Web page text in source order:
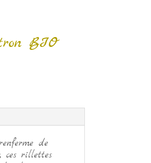
BIO
de
ces rillettes